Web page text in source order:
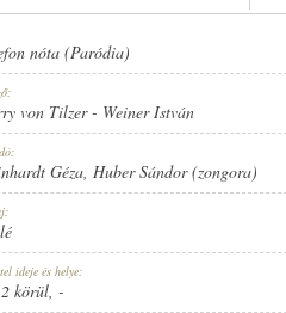
SÁNDOR (ZONGORA)
nóta (Paródia)
von Tilzer- Weiner István
Géza, Huber Sándor (zongora)
ideje és helye:
körül, -